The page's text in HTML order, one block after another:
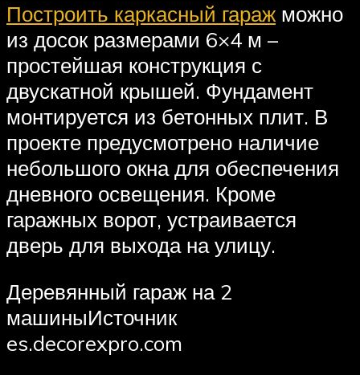
Построить каркасный гараж можно
из досок размерами 6×4 м –
простейшая конструкция с
двускатной крышей. Фундамент
монтируется из бетонных плит. В
проекте предусмотрено наличие
небольшого окна для обеспечения
дневного освещения. Кроме
гаражных ворот, устраивается
дверь для выхода на улицу.
Деревянный гараж на 2
машиныИсточник
es.decorexpro.com